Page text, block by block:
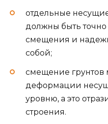
отдельные
должны быть
смещения и
собой;
смещение грунтов
деформации
уровню, а это
строения.